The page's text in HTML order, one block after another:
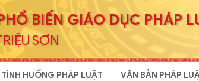
BIẾN GIÁO DỤC PHÁP
SƠN
TÌNH HUỐNG PHÁP LUẬT VĂN BẢN PHÁP